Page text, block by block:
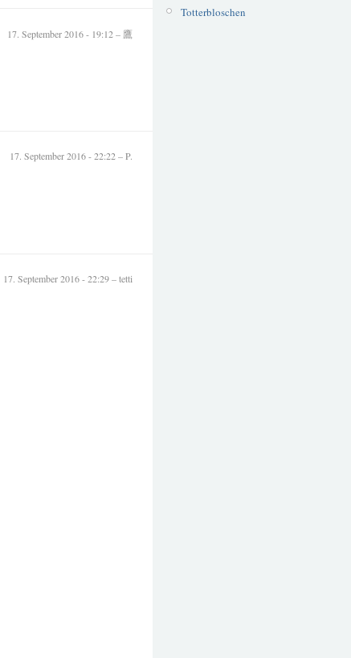
17. September 2016 - 19:12 – 鷹
17. September 2016 - 22:22 – P.
17. September 2016 - 22:29 – tetti
Totterbloschen